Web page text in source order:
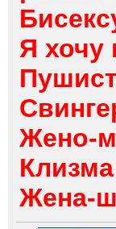
Я хочу
Жено-
Клизма
Жена-